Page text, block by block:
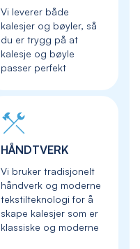
Vi leverer både
kalesjer og bøyler, så
du er trygg på at
kalesje og bøyle
passer perfekt
HÅNDTVERK
Vi bruker tradisjonelt
håndverk og moderne
tekstilteknologi for å
skape kalesjer som er
klassiske og moderne